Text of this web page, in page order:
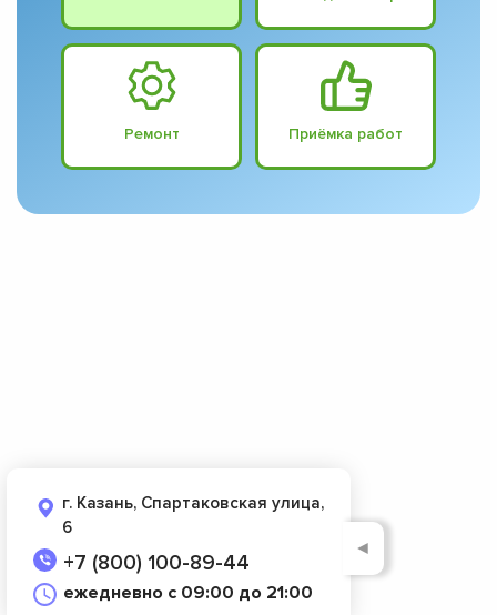
Ремонт Приёмка работ
г. Казань, Спартаковская улица,
6
+7 (800) 100-89-44
ежедневно с 09:00 до 21:00
◄